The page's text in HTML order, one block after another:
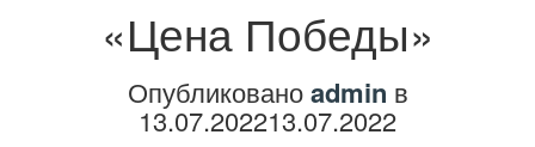
«Цена Победы»
Опубликованоadmin в
13.07.202213.07.2022